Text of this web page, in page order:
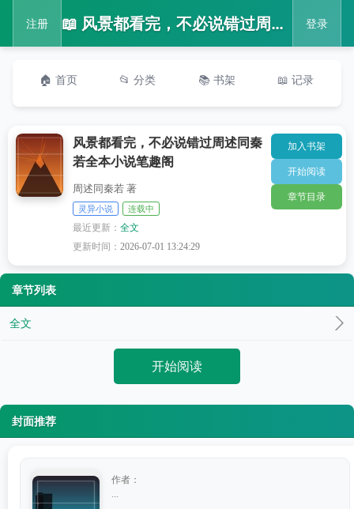
注册 📖 风景都看完，不必说错过周述同秦若全本小说笔趣阁 登录
🏠 首页 📂 分类 📚 书架 📖 记录
风景都看完，不必说错过周述同秦
若全本小说笔趣阁
周述同秦若 著
灵异小说 连载中
最近更新：全文
更新时间：2026-07-01 13:24:29
加入书架
开始阅读
章节目录
章节列表
全文
开始阅读
封面推荐
作者：